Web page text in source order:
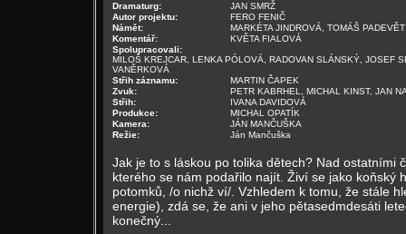
Dramaturg:
JAN SMRŽ
Autor projektu:
FERO FENIČ
Námět:
MARKÉTA JINDROVÁ, TOMÁŠ PADEVĚT
Komentář:
KVĚTA FIALOVÁ
Spolupracovali:
MILOŠ KREJCAR, LENKA PÓLOVÁ, RADOVAN SLÁNSKÝ, JOSEF
VANĚRKOVÁ
Střih záznamu:
MARTIN ČAPEK
Zvuk:
PETR KABRHEL, MICHAL KINST, JAN
Střih:
IVANA DAVIDOVÁ
Produkce:
MICHAL OPATÍK
Kamera:
JÁN MANČUŠKA
Režie:
Ján Mančuška
Jak je to s láskou po tolika dětech? Nad ostatními
kterého se nám podařilo najít. Živí se jako koňský
potomků, /o nichž ví/. Vzhledem k tomu, že stále
energie), zdá se, že ani v jeho pětasedmdesáti
konečný...